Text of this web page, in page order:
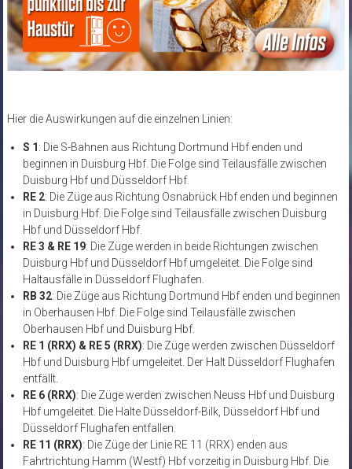
Hier die Auswirkungen auf die einzelnen Linien:
S 1 : Die S-Bahnen aus Richtung Dortmund Hbf enden und
beginnen in Duisburg Hbf. Die Folge sind Teilausfälle zwischen
Duisburg Hbf und Düsseldorf Hbf.
RE 2: Die Züge aus Richtung Osnabrück Hbf enden und beginnen
in Duisburg Hbf. Die Folge sind Teilausfälle zwischen Duisburg
Hbf und Düsseldorf Hbf.
RE 3 & RE 19: Die Züge werden in beide Richtungen zwischen
Duisburg Hbf und Düsseldorf Hbf umgeleitet. Die Folge sind
Haltausfälle in Düsseldorf Flughafen.
RB 32: Die Züge aus Richtung Dortmund Hbf enden und beginnen
in Oberhausen Hbf. Die Folge sind Teilausfälle zwischen
Oberhausen Hbf und Duisburg Hbf.
RE 1 (RRX) & RE 5 (RRX): Die Züge werden zwischen Düsseldorf
Hbf und Duisburg Hbf umgeleitet. Der Halt Düsseldorf Flughafen
entfällt.
RE 6 (RRX): Die Züge werden zwischen Neuss Hbf und Duisburg
Hbf umgeleitet. Die Halte Düsseldorf-Bilk, Düsseldorf Hbf und
Düsseldorf Flughafen entfallen.
RE 11 (RRX): Die Züge der Linie RE 11 (RRX) enden aus
Fahrtrichtung Hamm (Westf) Hbf vorzeitig in Duisburg Hbf. Die